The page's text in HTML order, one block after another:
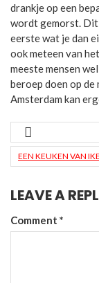
drankje op een
wordt gemorst.
eerste wat je dan
ook meteen van
meeste mensen
beroep doen op
Amsterdam kan
EEN KEUKEN VAN
LEAVE A
Comment *